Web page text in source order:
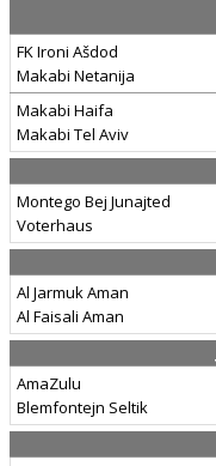
FK Ironi Ašdod
Makabi Netanija
Makabi Haifa
Makabi Tel Aviv
Montego Bej Junajted
Voterhaus
Al Jarmuk Aman
Al Faisali Aman
AmaZulu
Blemfontejn Seltik